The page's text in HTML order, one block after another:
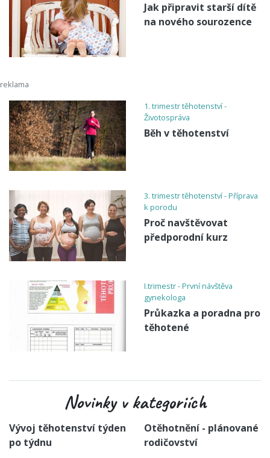
Jak připravit starší dítě
na nového sourozence
1. trimestr těhotenství -
Životospráva
Běh v těhotenství
3. trimestr těhotenství - Příprava
k porodu
Proč navštěvovat
předporodní kurz
I.trimestr - První návštěva
gynekologa
Průkazka a poradna pro
těhotené
Novinky v kategoriích
Vývoj těhotenství týden
po týdnu
Otěhotnění - plánované
rodičovství